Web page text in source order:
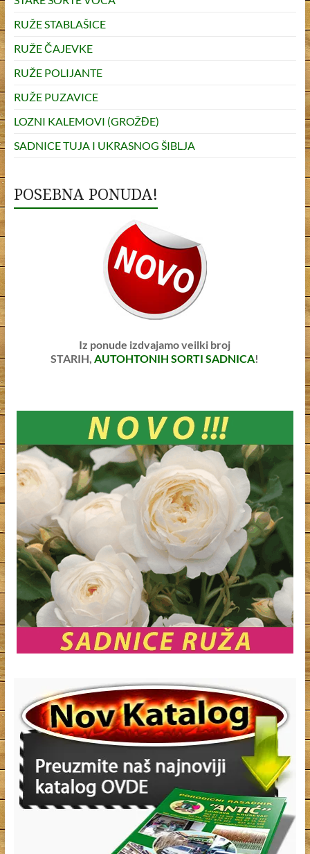
RUŽE STABLAŠICE
RUŽE ČAJEVKE
RUŽE POLIJANTE
RUŽE PUZAVICE
LOZNI KALEMOVI (GROŽĐE)
SADNICE TUJA I UKRASNOG ŠIBLJA
POSEBNA PONUDA!
Iz ponude izdvajamo veilki broj
STARIH,AUTOHTONIH SORTI SADNICA!